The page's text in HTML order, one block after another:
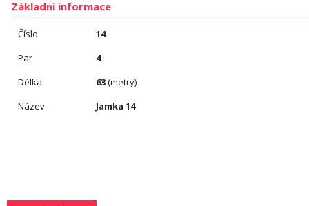
Základní informace
Číslo
14
Par
4
Délka
63(metry)
Název
Jamka 14